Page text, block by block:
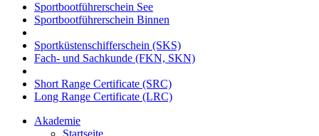
Sportbootführerschein See
Sportbootführerschein Binnen
Sportküstenschifferschein (SKS)
Fach- und Sachkunde (FKN, SKN)
Short Range Certificate (SRC)
Long Range Certificate (LRC)
Akademie
Startseite